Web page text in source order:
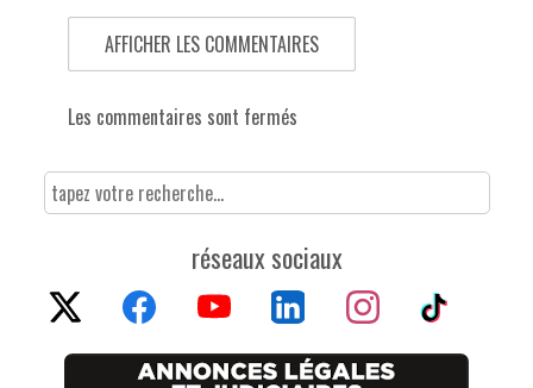
AFFICHER LES COMMENTAIRES
Les commentaires sont fermés
réseaux sociaux